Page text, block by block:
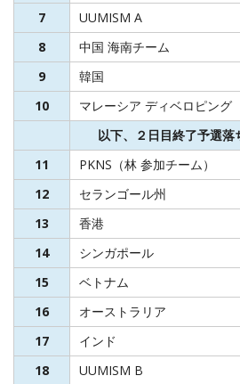
7
UUMISM A
8
中国 海南チーム
9
韓国
10
マレーシア ディベロピング
以下、２日目終了予選落
11
PKNS（林 参加チーム）
12
セランゴール州
13
香港
14
シンガポール
15
ベトナム
16
オーストラリア
17
インド
18
UUMISM B